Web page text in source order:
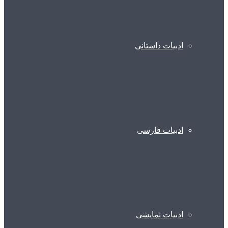
ادبیات داستانی
ادبیات فارسی
ادبیات نمایشی